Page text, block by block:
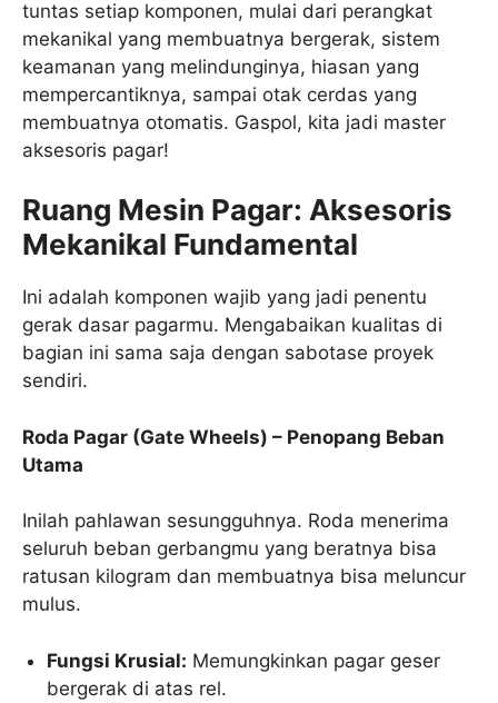
tuntas setiap komponen, mulai dari perangkat
mekanikal yang membuatnya bergerak, sistem
keamanan yang melindunginya, hiasan yang
mempercantiknya, sampai otak cerdas yang
membuatnya otomatis. Gaspol, kita jadi master
aksesoris pagar!
Ruang Mesin Pagar: Aksesoris
Mekanikal Fundamental
Ini adalah komponen wajib yang jadi penentu
gerak dasar pagarmu. Mengabaikan kualitas di
bagian ini sama saja dengan sabotase proyek
sendiri.
Roda Pagar (Gate Wheels) – Penopang Beban
Utama
Inilah pahlawan sesungguhnya. Roda menerima
seluruh beban gerbangmu yang beratnya bisa
ratusan kilogram dan membuatnya bisa meluncur
mulus.
Fungsi Krusial: Memungkinkan pagar geser
bergerak di atas rel.